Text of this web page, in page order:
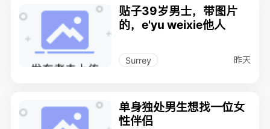
贴子39岁男士，带图片
的，e'yu weixie他人
Surrey 昨天
单身独处男生想找一位女
性伴侣